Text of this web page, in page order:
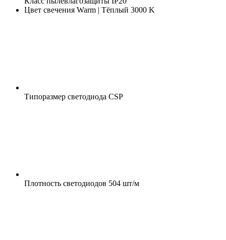
Цвет свечения Warm | Тёплый 3000 K
Типоразмер светодиода CSP
Плотность светодиодов 504 шт/м